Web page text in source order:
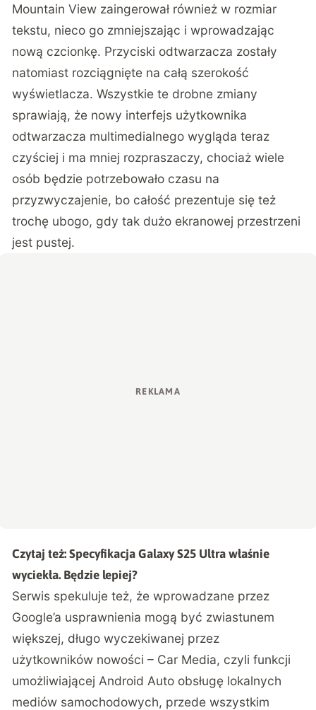
Mountain View zaingerował również w rozmiar
tekstu, nieco go zmniejszając i wprowadzając
nową czcionkę. Przyciski odtwarzacza zostały
natomiast rozciągnięte na całą szerokość
wyświetlacza. Wszystkie te drobne zmiany
sprawiają, że nowy interfejs użytkownika
odtwarzacza multimedialnego wygląda teraz
czyściej i ma mniej rozpraszaczy, chociaż wiele
osób będzie potrzebowało czasu na
przyzwyczajenie, bo całość prezentuje się też
trochę ubogo, gdy tak dużo ekranowej przestrzeni
jest pustej.
Czytaj też:Specyfikacja Galaxy S25 Ultra właśnie
wyciekła. Będzie lepiej?
Serwis spekuluje też, że wprowadzane przez
Google’a usprawnienia mogą być zwiastunem
większej, długo wyczekiwanej przez
użytkowników nowości – Car Media, czyli funkcji
umożliwiającej Android Auto obsługę lokalnych
mediów samochodowych, przede wszystkim